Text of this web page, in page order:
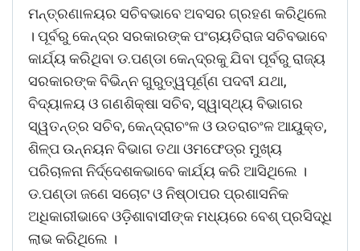
ମନ୍ତ୍ରଣାଳୟର ସଚିବଭାବେ ଅବସର ଗ୍ରହଣ କରିଥିଲେ
। ପୂର୍ବରୁ କେନ୍ଦ୍ର ସରକାରଙ୍କ ପଂଚାୟତିରାଜ ସଚିବଭାବେ
କାର୍ଯ୍ୟ କରିଥିବା ଡ.ପଣ୍ଡା କେନ୍ଦ୍ରକୁ ଯିବା ପୂର୍ବରୁ ରାଜ୍ୟ
ସରକାରଙ୍କ ବିଭିନ୍ନ ଗୁରୁତ୍ୱପୂର୍ଣ୍ଣ ପଦବୀ ଯଥା,
ବିଦ୍ୟାଳୟ ଓ ଗଣଶିକ୍ଷା ସଚିବ, ସ୍ୱାସ୍ଥ୍ୟ ବିଭାଗର
ସ୍ୱତନ୍ତ୍ର ସଚିବ, କେନ୍ଦ୍ରାଚଂଳ ଓ ଉତରାଚଂଳ ଆୟୁକ୍ତ,
ଶିଳ୍ପ ଉନ୍ନୟନ ବିଭାଗ ତଥା ଓମଫେଡ୍‌ର ମୁଖ୍ୟ
ପରିଚାଳନା ନିର୍ଦ୍ଦେଶକଭାବେ କାର୍ଯ୍ୟ କରି ଆସିଥିଲେ ।
ଡ.ପଣ୍ଡା ଜଣେ ସଚୋଟ ଓ ନିଷ୍ଠାପର ପ୍ରଶାସନିକ
ଅଧିକାରୀଭାବେ ଓଡ଼ିଶାବାସୀଙ୍କ ମଧ୍ୟରେ ବେଶ୍ ପ୍ରସିଦ୍ଧି
ଲାଭ କରିଥିଲେ ।